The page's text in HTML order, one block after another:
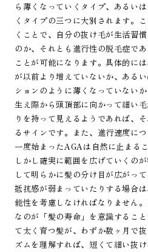
ら薄くなっていくタイプ、あるい
くタイプの三つに大別されます。
くことで、自分の抜け毛が生活習
のか、それとも進行性の脱毛症で
ことが可能になります。具体的に
が以前より増えていないか、ある
ションのように薄くなっていない
生え際から頭頂部に向かって細い
りを持って見えるようであれば、
るサインです。また、進行速度に
一度始まったAGAは自然に止まる
しかし確実に範囲を広げていくの
して明らかに髪の分け目が広がっ
抵抗感が弱まっていたりする場合
能性を考慮しなければなりません
なのが「髪の寿命」を意識するこ
て太く育つ髪が、わずか数ヶ月で
ズムを理解すれば、短くて細い抜